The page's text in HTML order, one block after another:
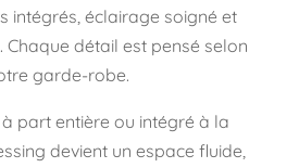
intégrés, éclairage soigné et
détail est pensé selon
garde-robe.
à part entière ou intégré à la
devient un espace fluide,